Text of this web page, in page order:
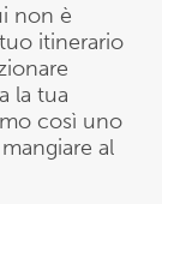
non è
itinerario
la tua
così uno
al